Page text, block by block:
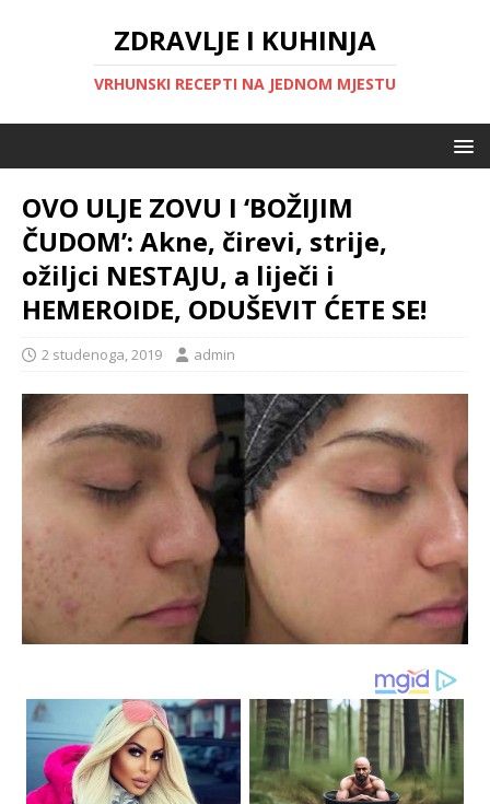
ZDRAVLJE I KUHINJA
VRHUNSKI RECEPTI NA JEDNOM MJESTU
OVO ULJE ZOVU I ‘BOŽIJIM
ČUDOM’: Akne, čirevi, strije,
ožiljci NESTAJU, a liječi i
HEMEROIDE, ODUŠEVIT ĆETE SE!
2 studenoga, 2019 admin